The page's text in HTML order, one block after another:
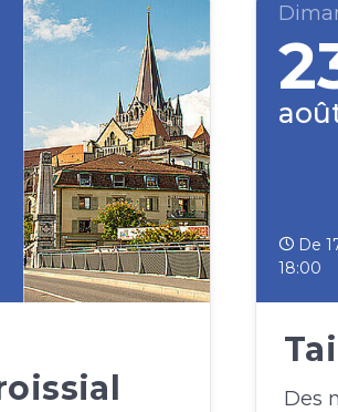
De
18:00
Des